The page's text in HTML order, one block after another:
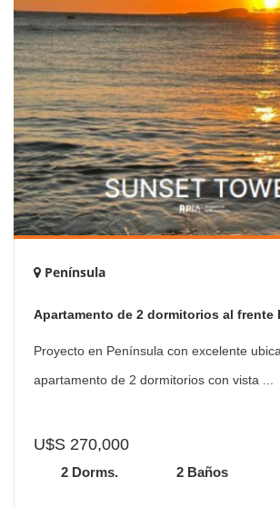
Península
Apartamento de 2 dormitorios al frente
Proyecto en Península con excelente
apartamento de 2 dormitorios con vista ...
U$S 270,000
2 Dorms. 2 Baños